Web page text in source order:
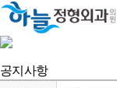
공지사항